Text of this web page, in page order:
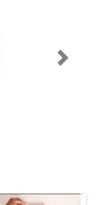
Next